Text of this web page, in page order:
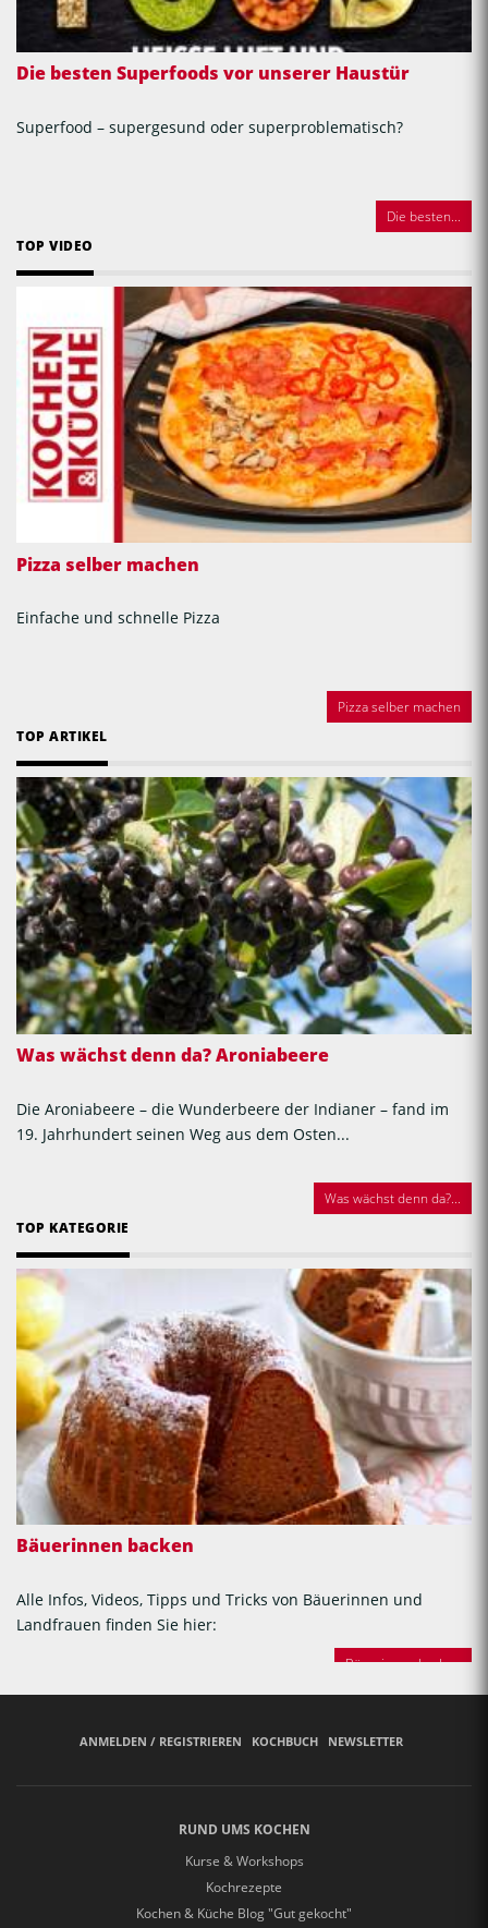
Die besten Superfoods vor unserer Haustür
Superfood – supergesund oder superproblematisch?
Die besten...
TOP VIDEO
Pizza selber machen
Einfache und schnelle Pizza
Pizza selber machen
TOP ARTIKEL
Was wächst denn da? Aroniabeere
Die Aroniabeere – die Wunderbeere der Indianer – fand im
19. Jahrhundert seinen Weg aus dem Osten...
Was wächst denn da?...
TOP KATEGORIE
Bäuerinnen backen
Alle Infos, Videos, Tipps und Tricks von Bäuerinnen und
Landfrauen finden Sie hier:
Bäuerinnen backen
ANMELDEN / REGISTRIEREN KOCHBUCH NEWSLETTER
RUND UMS KOCHEN
Kurse & Workshops
Kochrezepte
Kochen & Küche Blog "Gut gekocht"